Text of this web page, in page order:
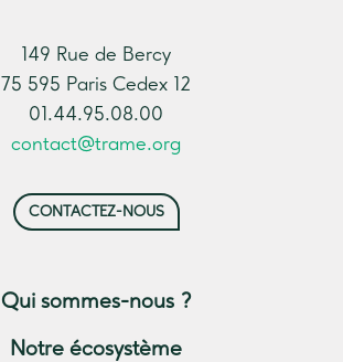
149 Rue de Bercy
75 595 Paris Cedex 12
01.44.95.08.00
contact@trame.org
CONTACTEZ-NOUS
Qui sommes-nous ?
Notre écosystème